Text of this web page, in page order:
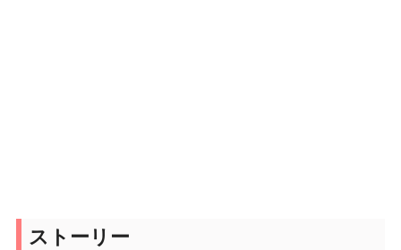
ストーリー